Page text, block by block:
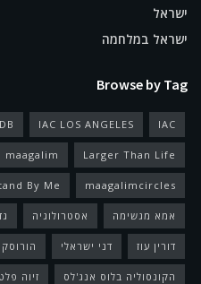
ישראל
ישראל במלחמה
Browse by Tag
IAC
IAC LOS ANGELES
Larger Than Life
maagalim
maagalimcircles
By Me
אמא מגשימה אסטרולוגיה
דורין עוז דני ישראלי
הקונסוליה בלוס אנג'לס זיוה